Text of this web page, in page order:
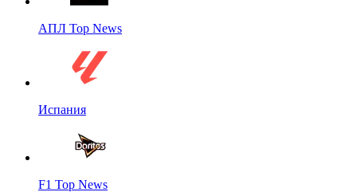
АПЛ Top News
Испания
F1 Top News